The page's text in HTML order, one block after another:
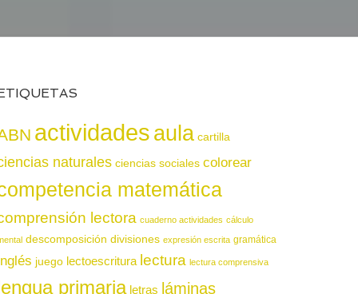
actividadesaula cartilla
naturales ciencias sociales colorear
matemática
lectora cuaderno actividades cálculo
descomposición divisiones expresión escrita gramática
juego lectoescritura lectura lectura comprensiva
primaria letras láminas